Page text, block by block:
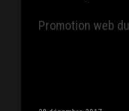
Promotion web